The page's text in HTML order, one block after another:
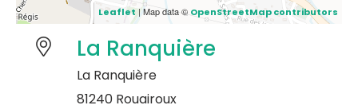
Leaflet| Map data © OpenStreetMap contributors
La Ranquière
La Ranquière
81240 Rouairoux